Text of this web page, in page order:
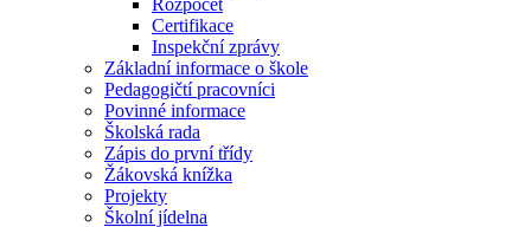
Rozpočet
Certifikace
Inspekční zprávy
Základní informace o škole
Pedagogičtí pracovníci
Povinné informace
Školská rada
Zápis do první třídy
Žákovská knížka
Projekty
Školní jídelna